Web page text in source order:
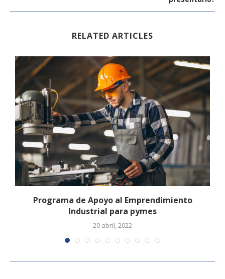
RELATED ARTICLES
Programa de Apoyo al Emprendimiento
Industrial para pymes
20 abril, 2022